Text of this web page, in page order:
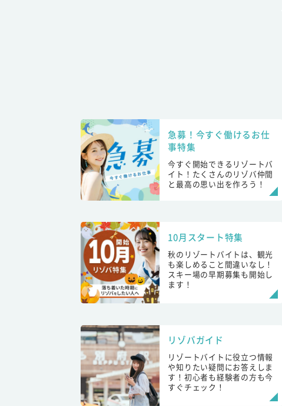
急募！今すぐ働けるお仕
事特集
今すぐ開始できるリゾートバ
イト！たくさんのリゾバ仲間
と最高の思い出を作ろう！
10月スタート特集
秋のリゾートバイトは、観光
も楽しめること間違いなし！
スキー場の早期募集も開始し
ます！
リゾバガイド
リゾートバイトに役立つ情報
や知りたい疑問にお答えしま
す！初心者も経験者の方も今
すぐチェック！